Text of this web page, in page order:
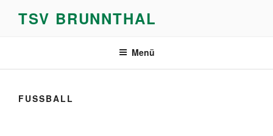
TSV BRUNNTHAL
Menü
FUSSBALL